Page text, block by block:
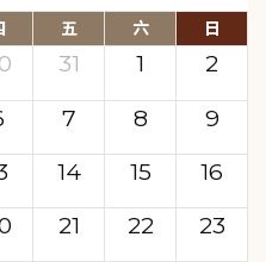
五 六 日
31 1
2
7 8
9
14 15
16
21 22
23